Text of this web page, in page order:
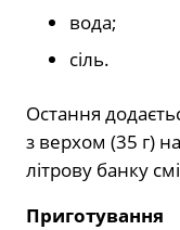
вода;
сіль.
Остання
з верхом (35 г)
літрову банку
Приготування